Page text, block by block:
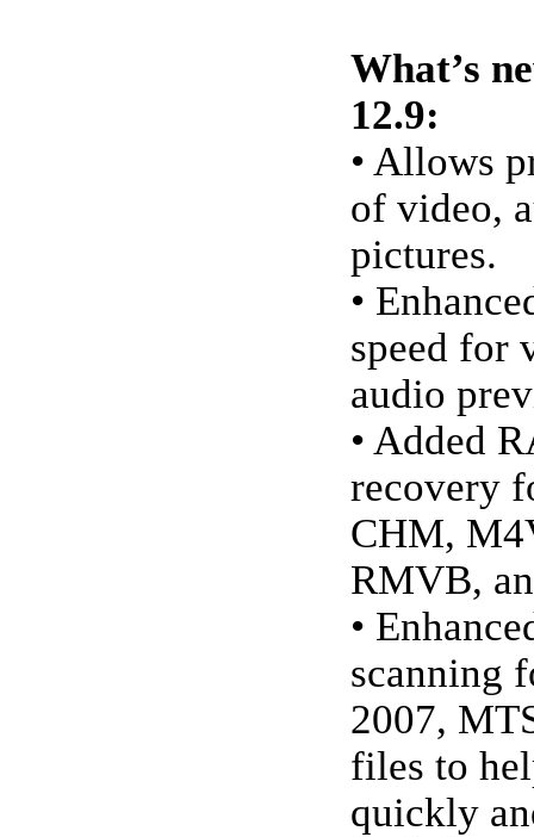
What’s
12.9:
• Allows
of video,
pictures.
•
speed for
audio
• Added
recovery
CHM,
RMVB,
•
scanning
2007,
files to
quickly